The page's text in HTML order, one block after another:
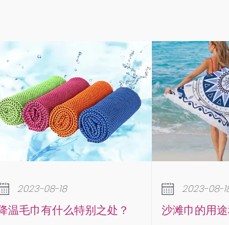
2023-08-18
沙滩巾的用途和类型